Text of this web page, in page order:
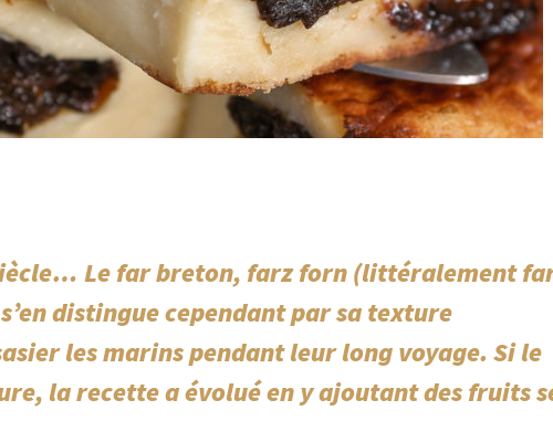
Le far breton, farz forn (littéralement
distingue cependant par sa texture
les marins pendant leur long voyage. Si le
la recette a évolué en y ajoutant des fruits